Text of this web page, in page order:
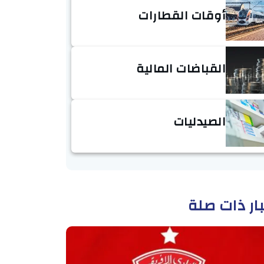
أوقات القطارات
القباضات المالية
الصيدليات
ذات صلة